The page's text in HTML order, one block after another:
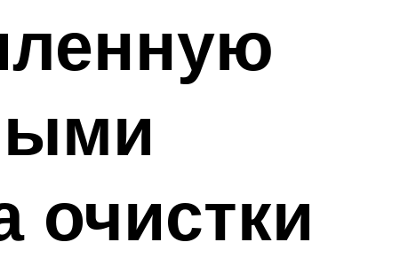
очистки